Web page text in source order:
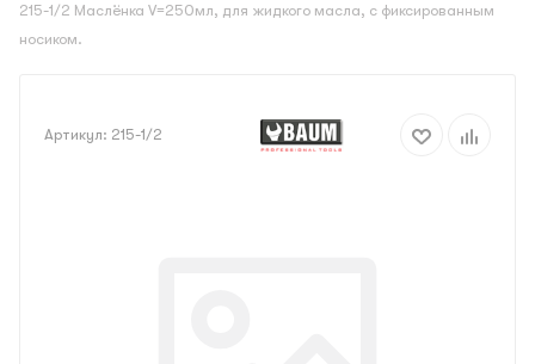
215-1/2 Маслёнка V=250мл, для жидкого масла, с фиксированным
носиком.
Артикул: 215-1/2